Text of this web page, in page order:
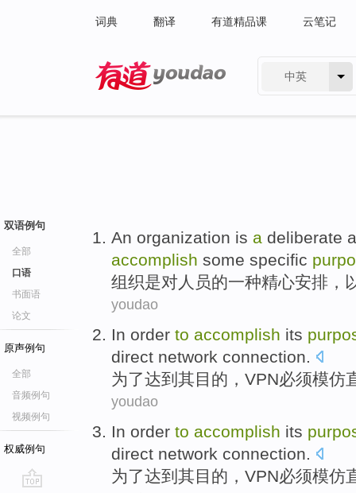
词典 翻译 有道精品课 云笔记
中英
双语例句
全部
口语
书面语
论文
原声例句
全部
音频例句
视频例句
权威例句
An organization is a deliberate
accomplish some specific
组织是对人员的一种精心安排 ，
youdao
In order to accomplish its
direct network connection.
为了达到 其目的 ， VPN必须模仿
youdao
In order to accomplish its
direct network connection
为了达到 其目的 ， VPN必须模仿